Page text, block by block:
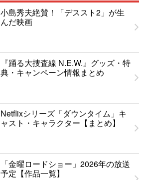
小島秀夫絶賛！「デススト2」が生
んだ映画
『踊る大捜査線 N.E.W.』グッズ・特
典・キャンペーン情報まとめ
Netflixシリーズ「ダウンタイム」キ
ャスト・キャラクター【まとめ】
「金曜ロードショー」2026年の放送
予定【作品一覧】